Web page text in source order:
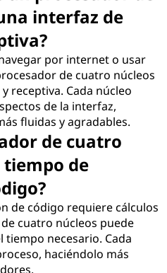
interfaz de
por internet o usar
de cuatro núcleos
receptiva. Cada núcleo
de la interfaz,
fluidas y agradables.
de cuatro
de
de código requiere cálculos
cuatro núcleos puede
necesario. Cada
haciéndolo más